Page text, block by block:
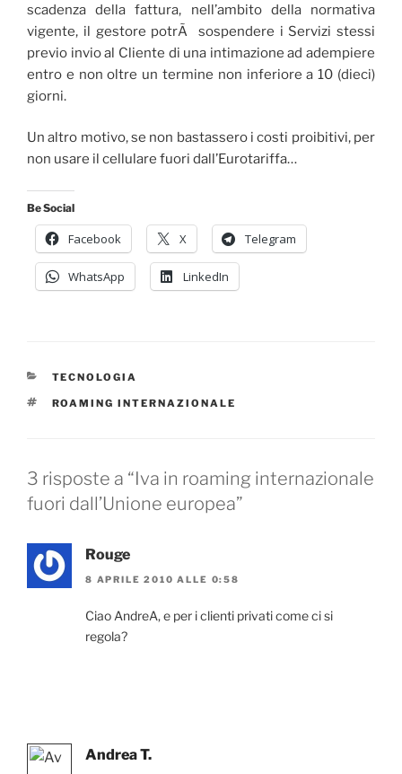
scadenza della fattura, nell’ambito della normativa
vigente, il gestore potrÃ sospendere i Servizi stessi
previo invio al Cliente di una intimazione ad adempiere
entro e non oltre un termine non inferiore a 10 (dieci)
giorni.
Un altro motivo, se non bastassero i costi proibitivi, per
non usare il cellulare fuori dall’Eurotariffa…
Be Social
Facebook X Telegram
WhatsApp LinkedIn
CATEGORIE
TECNOLOGIA
TAG
ROAMING INTERNAZIONALE
3 risposte a “Iva in roaming internazionale
fuori dall’Unione europea”
Rouge
8 APRILE 2010 ALLE 0:58
Ciao AndreA, e per i clienti privati come ci si
regola?
Andrea T.